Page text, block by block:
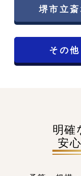
堺市立
その
明確
安